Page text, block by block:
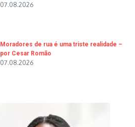
07.08.2026
Moradores de rua é uma triste realidade –
por Cesar Romão
07.08.2026